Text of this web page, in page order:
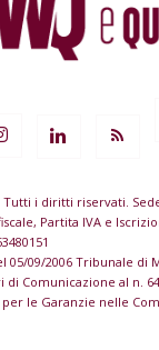
i diritti riservati.
Partita IVA e
05/09/2006 Tribunale di
Comunicazione al n.
le Garanzie nelle